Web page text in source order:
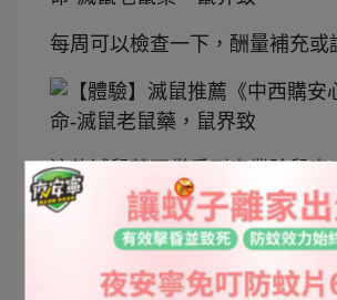
每周可以檢查一下，酬量補充或
這款滅鼠藥不僅受到專業除鼠專
更是家中滅鼠的最佳選擇